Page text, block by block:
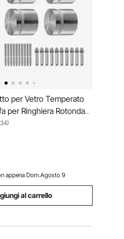
per Vetro Temperato
per Ringhiera Rotonda
Morsetto per
Acciaio Inossidabile
per Balcone,
appena Dom.Agosto 9
al carrello